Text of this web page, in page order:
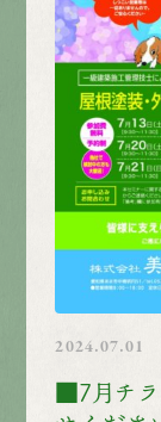
2024.07.01
■7月チ